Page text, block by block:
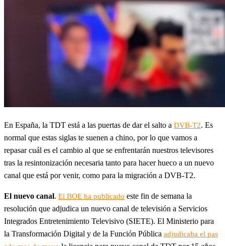
En España, la TDT está a las puertas de dar el salto a DVB-T2. Es
normal que estas siglas te suenen a chino, por lo que vamos a
repasar cuál es el cambio al que se enfrentarán nuestros televisores
tras la resintonización necesaria tanto para hacer hueco a un nuevo
canal que está por venir, como para la migración a DVB-T2.
El nuevo canal. El BOE ha publicado este fin de semana la
resolución que adjudica un nuevo canal de televisión a Servicios
Integrados Entretenimiento Televisivo (SIETE). El Ministerio para
la Transformación Digital y de la Función Pública adjudicaba el pas